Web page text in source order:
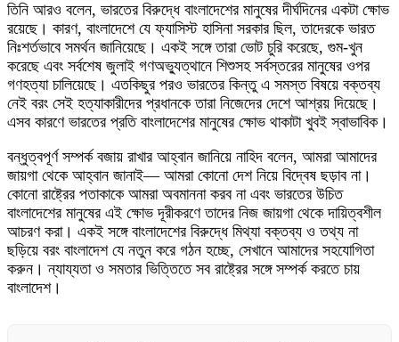
তিনি আরও বলেন, ভারতের বিরুদ্ধে বাংলাদেশের মানুষের দীর্ঘদিনের একটা ক্ষোভ
রয়েছে। কারণ, বাংলাদেশে যে ফ্যাসিস্ট হাসিনা সরকার ছিল, তাদেরকে ভারত
নিঃশর্তভাবে সমর্থন জানিয়েছে। একই সঙ্গে তারা ভোট চুরি করেছে, গুম-খুন
করেছে এবং সর্বশেষ জুলাই গণঅভ্যুত্থানে শিশুসহ সর্বস্তরের মানুষের ওপর
গণহত্যা চালিয়েছে। এতকিছুর পরও ভারতের কিন্তু এ সমস্ত বিষয়ে বক্তব্য
নেই বরং সেই হত্যাকারীদের প্রধানকে তারা নিজেদের দেশে আশ্রয় দিয়েছে।
এসব কারণে ভারতের প্রতি বাংলাদেশের মানুষের ক্ষোভ থাকাটা খুবই স্বাভাবিক।
বন্ধুত্বপূর্ণ সম্পর্ক বজায় রাখার আহ্বান জানিয়ে নাহিদ বলেন, আমরা আমাদের
জায়গা থেকে আহ্বান জানাই— আমরা কোনো দেশ নিয়ে বিদ্বেষ ছড়াব না।
কোনো রাষ্ট্রের পতাকাকে আমরা অবমাননা করব না এবং ভারতের উচিত
বাংলাদেশের মানুষের এই ক্ষোভ দূরীকরণে তাদের নিজ জায়গা থেকে দায়িত্বশীল
আচরণ করা। একই সঙ্গে বাংলাদেশের বিরুদ্ধে মিথ্যা বক্তব্য ও তথ্য না
ছড়িয়ে বরং বাংলাদেশ যে নতুন করে গঠন হচ্ছে, সেখানে আমাদের সহযোগিতা
করুন। ন্যায্যতা ও সমতার ভিত্তিতে সব রাষ্ট্রের সঙ্গে সম্পর্ক করতে চায়
বাংলাদেশ।